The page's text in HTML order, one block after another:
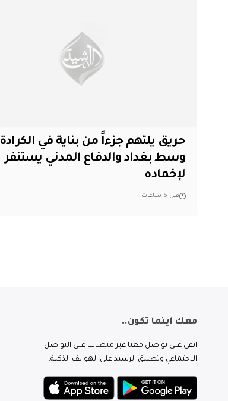
حريق يلتهم جزءاً من بناية في الكرادة
وسط بغداد والدفاع المدني يستنفر
لإخماده
قبل 6 ساعات
معك اينما تكون..
ابقى على تواصل معنا عبر منصاتنا على التواصل
الاجتماعي وتطبيق الرشيد على الهواتف الذكية.